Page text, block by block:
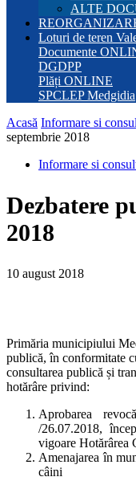
ALTE
Loturi de teren
Documente
DGDPP
Plăți ONLINE
SPCLEP Medgidia
Acasă Informare si
septembrie 2018
Informare si
Dezbatere
2018
10 august 2018
Primăria municipiului
publică, în conformitate
consultarea publică și
hotărâre privind:
Aprobarea
/26.07.2018,
vigoare Hotărârea
Amenajarea în
câini